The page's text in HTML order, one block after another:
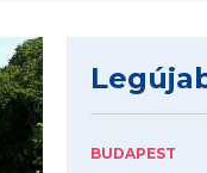
BUDAPEST